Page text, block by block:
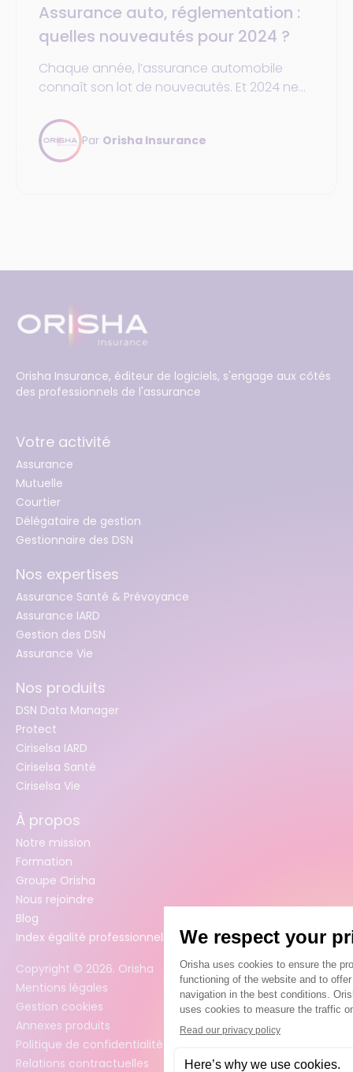
Assurance auto, réglementation :
quelles nouveautés pour 2024 ?
Chaque année, l’assurance automobile
connaît son lot de nouveautés. Et 2024 ne
dense pour les assureurs comme pour les
conducteurs. Découvrez les dernières
évolutions de l’assurance auto et de la
Par Orisha Insurance
Orisha Insurance, éditeur de logiciels, s'engage aux côtés
des professionnels de l'assurance
Votre activité
Assurance
Mutuelle
Courtier
Délégataire de gestion
Gestionnaire des DSN
Nos expertises
Assurance Santé & Prévoyance
Assurance IARD
Gestion des DSN
Assurance Vie
Nos produits
DSN Data Manager
Protect
Ciriselsa IARD
Ciriselsa Santé
Ciriselsa Vie
À propos
Notre mission
Formation
Groupe Orisha
Nous rejoindre
Blog
Index égalité professionnelle femmes / hommes
Copyright © 2026. Orisha
Mentions légales
Gestion cookies
Annexes produits
Politique de confidentialité des données
Relations contractuelles